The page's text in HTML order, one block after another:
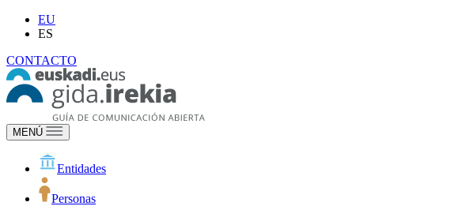
EU
ES
CONTACTO
MENÚ
Entidades
Personas